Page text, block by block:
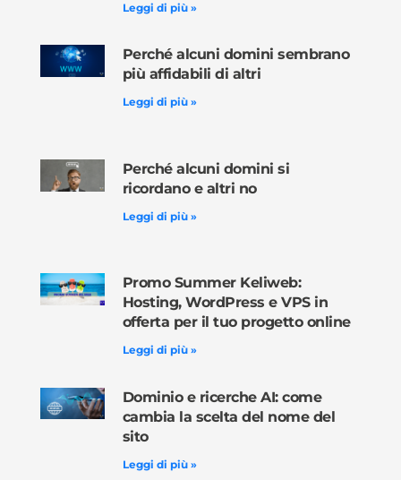
Leggi di più »
Perché alcuni domini sembrano
più affidabili di altri
Leggi di più »
Perché alcuni domini si
ricordano e altri no
Leggi di più »
Promo Summer Keliweb:
Hosting, WordPress e VPS in
offerta per il tuo progetto online
Leggi di più »
Dominio e ricerche AI: come
cambia la scelta del nome del
sito
Leggi di più »